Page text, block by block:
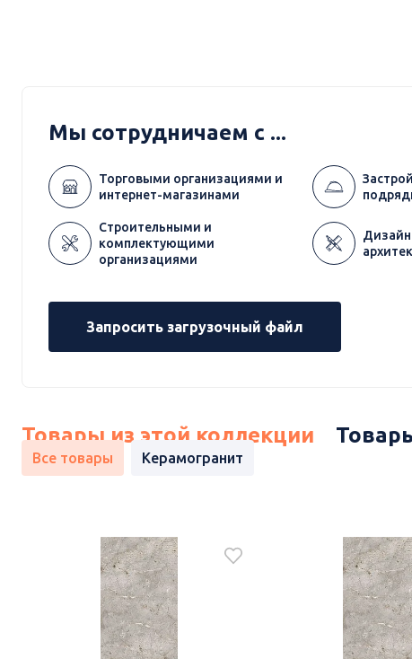
Мы сотрудничаем с ...
Торговыми организациями и
интернет-магазинами
Строительными и
комплектующими
организациями
Запросить загрузочный файл
Товары из этой коллекции
Все товары Керамогранит